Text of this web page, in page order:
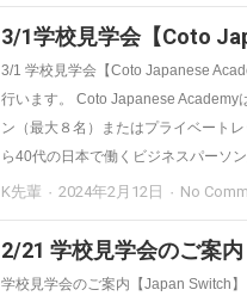
3/1学校見学会【Coto
3/1 学校見学会【Coto Japanese
行います。 Coto Japanese Academy
ン（最大８名）またはプライベート
ら40代の日本で働くビジネスパーソ
K先輩 2024年2月12日 No
2/21 学校見学会のご案
学校見学会のご案内【Japan Switch